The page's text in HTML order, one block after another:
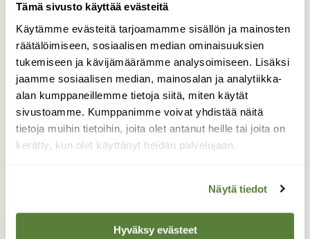
Tämä sivusto käyttää evästeitä
Käytämme evästeitä tarjoamamme sisällön ja mainosten
räätälöimiseen, sosiaalisen median ominaisuuksien
tukemiseen ja kävijämäärämme analysoimiseen. Lisäksi
jaamme sosiaalisen median, mainosalan ja analytiikka-
alan kumppaneillemme tietoja siitä, miten käytät
sivustoamme. Kumppanimme voivat yhdistää näitä
tietoja muihin tietoihin, joita olet antanut heille tai joita on
kerätty, kun olet käyttänyt heidän palvelujaan.
Näytä tiedot
Hyväksy evästeet
Käävät kuin korut
Luonnossa on ihan tuhottomasti kauniita
yksityiskohtia, kun vaan aina olisikin silmät
päässä eikä kulkisi välillä ajatuksissaan.
TAKAISIN LISTAAN